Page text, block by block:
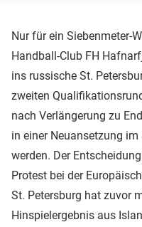
Nur für ein Siebenmeter-
Handball-Club FH
ins russische St.
zweiten
nach Verlängerung zu
in einer Neuansetzung
werden. Der
Protest bei der
St. Petersburg hat zuvor
Hinspielergebnis aus